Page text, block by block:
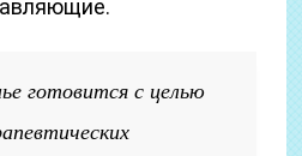
готовится с целью